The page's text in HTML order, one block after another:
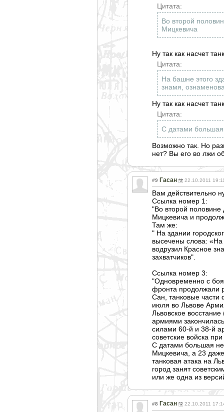
Цитата:
Во второй
Мицкевича
Ну так как насчет
Цитата:
На башне этого
знамя,
Ну так как насчет
Цитата:
С датами большая
Возможно так. Но
нет? Вы его во лжи
#9 Гасан 22.10.2011
Вам действительно
Ссылка номер 1:
"Во второй
Мицкевича и
Там же:
" На здании
высечены слова: «На
водрузил Красное
захватчиков".
Ссылка номер 3:
"Одновременно с
фронта продолжали
Сан, танковые
июля во Львове
Львовское
армиями
силами 60-й и 38-й
советские войска
С датами большая
Мицкевича, а 23
танковая атака на
город занят
или же одна из
#8 Гасан 22.10.2011